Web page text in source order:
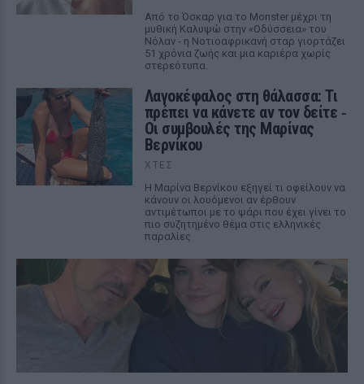
Από το Όσκαρ για το Monster μέχρι τη
μυθική Καλυψώ στην «Οδύσσεια» του
Νόλαν - η Νοτιοαφρικανή σταρ γιορτάζει
51 χρόνια ζωής και μια καριέρα χωρίς
στερεότυπα.
Λαγοκέφαλος στη θάλασσα: Τι
πρέπει να κάνετε αν τον δείτε ‑
Οι συμβουλές της Μαρίνας
Βερνίκου
ΧΤΕΣ
Η Μαρίνα Βερνίκου εξηγεί τι οφείλουν να
κάνουν οι λουόμενοι αν έρθουν
αντιμέτωποι με το ψάρι που έχει γίνει το
πιο συζητημένο θέμα στις ελληνικές
παραλίες